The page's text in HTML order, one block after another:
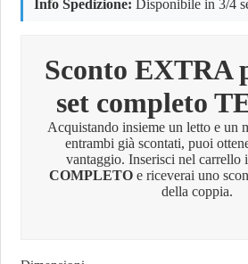
Info Spedizione: Disponibile in 3/4
Sconto EXTRA
set completo
Acquistando insieme un letto e un
entrambi già scontati, puoi
vantaggio. Inserisci nel carrello
COMPLETO e riceverai uno
della coppia.